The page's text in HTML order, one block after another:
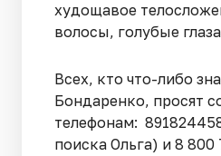
худощавое
волосы, голубые
Всех, кто что-либо
Бондаренко, просят
телефонам:
поиска Ольга) и 8 800